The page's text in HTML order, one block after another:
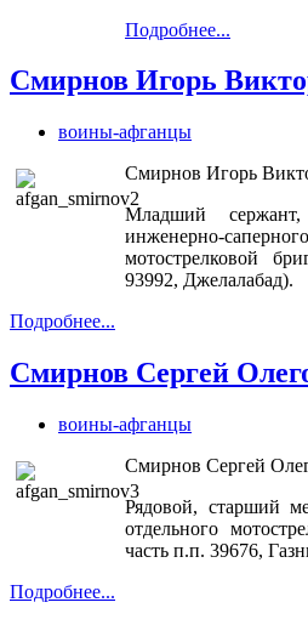
Подробнее...
Смирнов Игорь
воины-афганцы
Смирнов Игорь
Младший сержант,
инженерно-
мотострелковой
93992, Джелалабад).
Подробнее...
Смирнов Сергей
воины-афганцы
Смирнов Сергей
Рядовой, старший
отдельного
часть п.п. 39676,
Подробнее...